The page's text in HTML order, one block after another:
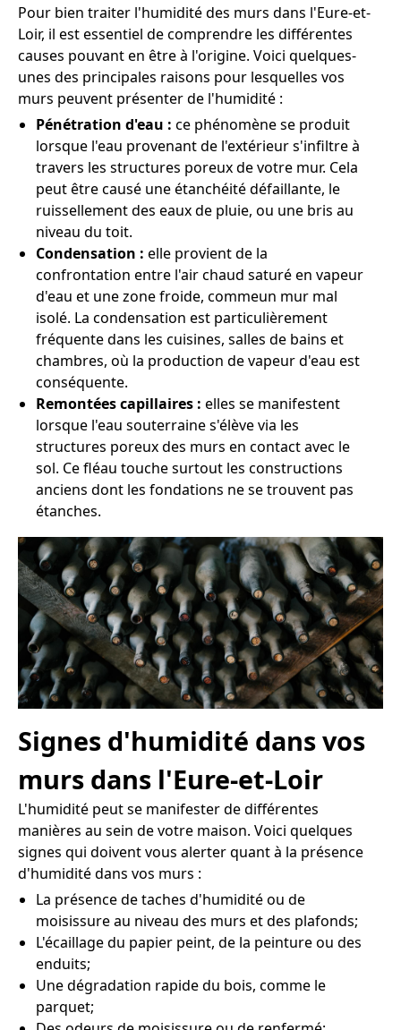
Pour bien traiter l'humidité des murs dans l'Eure-et-
Loir, il est essentiel de comprendre les différentes
causes pouvant en être à l'origine. Voici quelques-
unes des principales raisons pour lesquelles vos
murs peuvent présenter de l'humidité :
Pénétration d'eau : ce phénomène se produit
lorsque l'eau provenant de l'extérieur s'infiltre à
travers les structures poreux de votre mur. Cela
peut être causé une étanchéité défaillante, le
ruissellement des eaux de pluie, ou une bris au
niveau du toit.
Condensation : elle provient de la
confrontation entre l'air chaud saturé en vapeur
d'eau et une zone froide, commeun mur mal
isolé. La condensation est particulièrement
fréquente dans les cuisines, salles de bains et
chambres, où la production de vapeur d'eau est
conséquente.
Remontées capillaires : elles se manifestent
lorsque l'eau souterraine s'élève via les
structures poreux des murs en contact avec le
sol. Ce fléau touche surtout les constructions
anciens dont les fondations ne se trouvent pas
étanches.
Signes d'humidité dans vos
murs dans l'Eure-et-Loir
L'humidité peut se manifester de différentes
manières au sein de votre maison. Voici quelques
signes qui doivent vous alerter quant à la présence
d'humidité dans vos murs :
La présence de taches d'humidité ou de
moisissure au niveau des murs et des plafonds;
L'écaillage du papier peint, de la peinture ou des
enduits;
Une dégradation rapide du bois, comme le
parquet;